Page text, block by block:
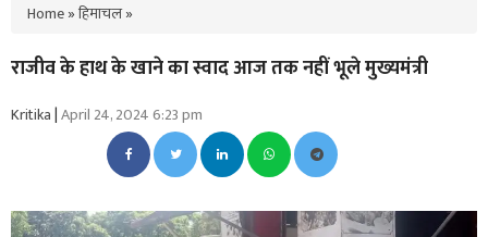
Home»हिमाचल»
राजीव के हाथ के खाने का स्वाद आज तक नहीं भूले मुख्यमंत्री
Kritika|April 24, 2024 6:23 pm